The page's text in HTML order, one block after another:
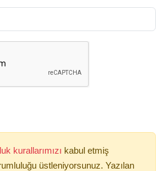
kurallarımızı kabul etmiş
üstleniyorsunuz. Yazılan